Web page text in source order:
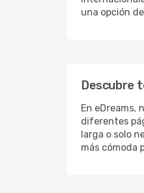
una opción
Descubre
En eDreams,
diferentes
larga o solo
más cómoda